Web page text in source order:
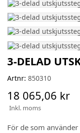
3-DELAD
Artnr: 850310
18 065,06 kr
Inkl. moms
För de som